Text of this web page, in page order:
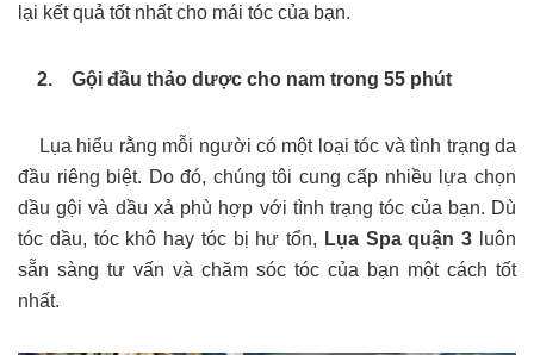
lại kết quả tốt nhất cho mái tóc của bạn.
2. Gội đầu thảo dược cho nam trong 55 phút
Lụa hiểu rằng mỗi người có một loại tóc và tình trạng da
đầu riêng biệt. Do đó, chúng tôi cung cấp nhiều lựa chọn
dầu gội và dầu xả phù hợp với tình trạng tóc của bạn. Dù
tóc dầu, tóc khô hay tóc bị hư tổn, Lụa Spa quận 3 luôn
sẵn sàng tư vấn và chăm sóc tóc của bạn một cách tốt
nhất.